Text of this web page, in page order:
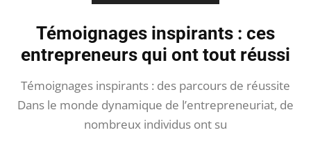
Témoignages inspirants : ces
entrepreneurs qui ont tout réussi
Témoignages inspirants : des parcours de réussite
Dans le monde dynamique de l’entrepreneuriat, de
nombreux individus ont su